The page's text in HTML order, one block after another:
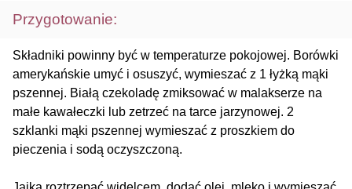
Przygotowanie:
Składniki powinny być w temperaturze pokojowej. Borówki
amerykańskie umyć i osuszyć, wymieszać z 1 łyżką mąki
pszennej. Białą czekoladę zmiksować w malakserze na
małe kawałeczki lub zetrzeć na tarce jarzynowej. 2
szklanki mąki pszennej wymieszać z proszkiem do
pieczenia i sodą oczyszczoną.